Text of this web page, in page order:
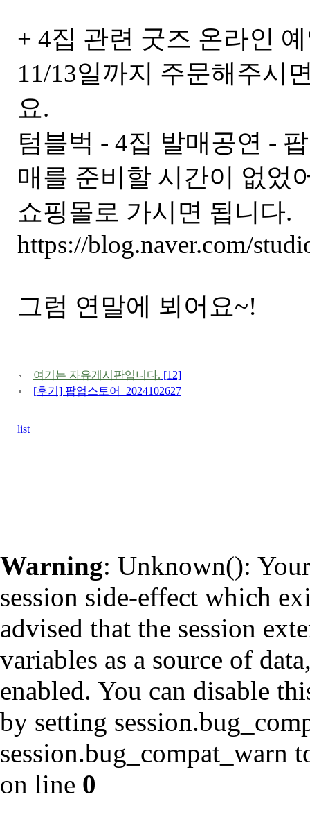
+ 4집 관련 굿즈 온라인
11/13일까지 주문해주시
요.
텀블벅 - 4집 발매공연 -
매를 준비할 시간이 없었
쇼핑몰로 가시면 됩니다.
https://blog.naver.com/
그럼 연말에 뵈어요~!
여기는 자유게시판입니다. [12]
[후기] 팝업스토어_2024102627
list
Warning: Unknown():
session side-effect which
advised that the session
variables as a source of
enabled. You can disable
by setting
session.bug_compat_warn
on line 0